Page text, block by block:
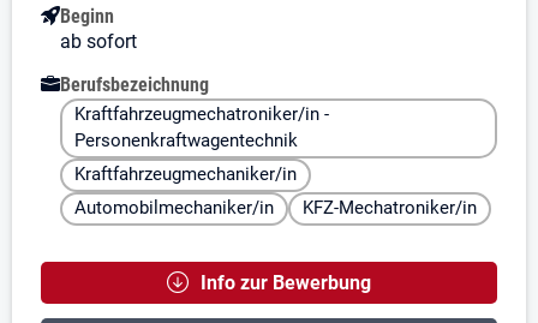
Beginn
ab sofort
Berufsbezeichnung
Kraftfahrzeugmechatroniker/in -
Personenkraftwagentechnik
Kraftfahrzeugmechaniker/in
Automobilmechaniker/in
KFZ-Mechatroniker/in
Info zur Bewerbung